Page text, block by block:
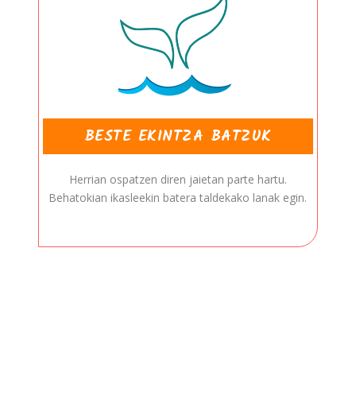
BESTE EKINTZA BATZUK
Herrian ospatzen diren jaietan parte hartu.
Behatokian ikasleekin batera taldekako lanak egin.